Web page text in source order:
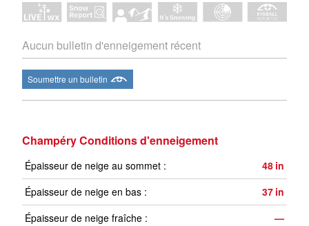
Aucun bulletin d'enneigement récent
Soumettre un bulletin
Champéry Conditions d'enneigement
Épaisseur de neige au sommet : 48 in
Épaisseur de neige en bas :
37 in
Épaisseur de neige fraîche :
—